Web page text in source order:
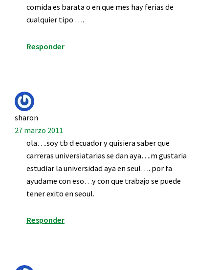
comida es barata o en que mes hay ferias de
cualquier tipo ….
Responder
sharon
27 marzo 2011
ola….soy tb d ecuador y quisiera saber que
carreras universiatarias se dan aya….m gustaria
estudiar la universidad aya en seul…. por fa
ayudame con eso…y con que trabajo se puede
tener exito en seoul.
Responder